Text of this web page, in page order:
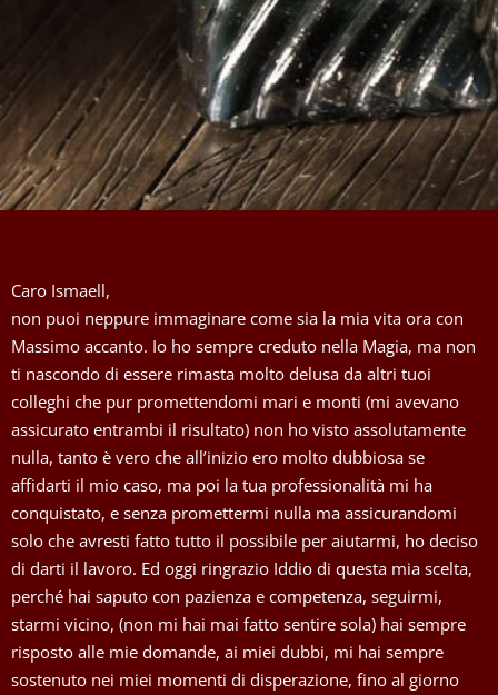
Caro Ismaell,
non puoi neppure immaginare come sia la mia vita ora con
Massimo accanto. Io ho sempre creduto nella Magia, ma non
ti nascondo di essere rimasta molto delusa da altri tuoi
colleghi che pur promettendomi mari e monti (mi avevano
assicurato entrambi il risultato) non ho visto assolutamente
nulla, tanto è vero che all’inizio ero molto dubbiosa se
affidarti il mio caso, ma poi la tua professionalità mi ha
conquistato, e senza promettermi nulla ma assicurandomi
solo che avresti fatto tutto il possibile per aiutarmi, ho deciso
di darti il lavoro. Ed oggi ringrazio Iddio di questa mia scelta,
perché hai saputo con pazienza e competenza, seguirmi,
starmi vicino, (non mi hai mai fatto sentire sola) hai sempre
risposto alle mie domande, ai miei dubbi, mi hai sempre
sostenuto nei miei momenti di disperazione, fino al giorno